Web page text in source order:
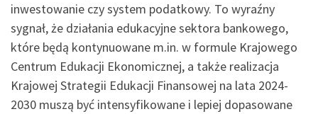
inwestowanie czy system podatkowy. To wyraźny
sygnał, że działania edukacyjne sektora bankowego,
które będą kontynuowane m.in. w formule Krajowego
Centrum Edukacji Ekonomicznej, a także realizacja
Krajowej Strategii Edukacji Finansowej na lata 2024-
2030 muszą być intensyfikowane i lepiej dopasowane